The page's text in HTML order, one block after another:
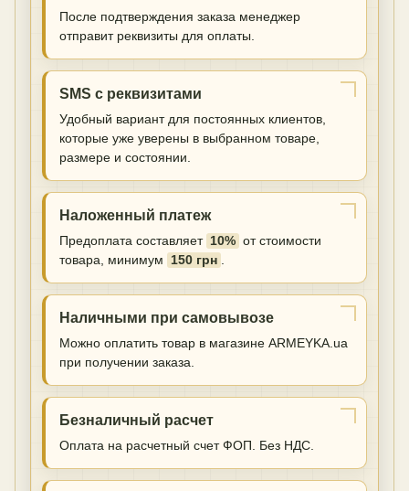
После подтверждения заказа менеджер
отправит реквизиты для оплаты.
SMS с реквизитами
Удобный вариант для постоянных клиентов,
которые уже уверены в выбранном товаре,
размере и состоянии.
Наложенный платеж
Предоплата составляет 10% от стоимости
товара, минимум
150 грн
Наличными при самовывозе
Можно оплатить товар в магазине ARMEYKA.ua
при получении заказа.
Безналичный расчет
Оплата на расчетный счет ФОП. Без НДС.